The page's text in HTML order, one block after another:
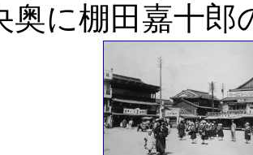
奥に棚田嘉十郎